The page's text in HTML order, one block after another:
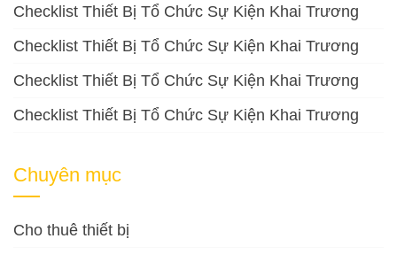
Checklist Thiết Bị Tổ Chức Sự Kiện Khai Trương
Checklist Thiết Bị Tổ Chức Sự Kiện Khai Trương
Checklist Thiết Bị Tổ Chức Sự Kiện Khai Trương
Checklist Thiết Bị Tổ Chức Sự Kiện Khai Trương
Chuyên mục
Cho thuê thiết bị